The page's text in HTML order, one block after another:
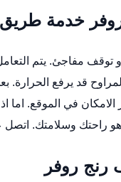
خدمة طريق
مفاجئ. يتم التعامل
قد يرفع
الامكان في الموقع.
اتصل على 66633305 عند
رنج روفر